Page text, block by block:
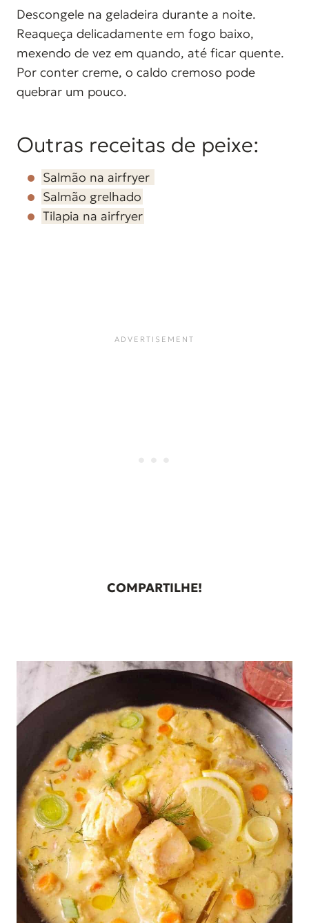
Descongele na geladeira durante a noite.
Reaqueça delicadamente em fogo baixo,
mexendo de vez em quando, até ficar quente.
Por conter creme, o caldo cremoso pode
quebrar um pouco.
Outras receitas de peixe:
Salmão na airfryer
Salmão grelhado
Tilapia na airfryer
COMPARTILHE!